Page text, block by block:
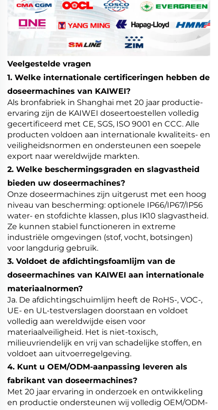
Veelgestelde vragen
1. Welke internationale certificeringen hebben de
doseermachines van KAIWEI?
Als bronfabriek in Shanghai met 20 jaar productie-
ervaring zijn de KAIWEI doseertoestellen volledig
gecertificeerd met CE, SGS, ISO 9001 en CCC. Alle
producten voldoen aan internationale kwaliteits- en
veiligheidsnormen en ondersteunen een soepele
export naar wereldwijde markten.
2. Welke beschermingsgraden en slagvastheid
bieden uw doseermachines?
Onze doseermachines zijn uitgerust met een hoog
niveau van bescherming: optionele IP66/IP67/IP56
water- en stofdichte klassen, plus IK10 slagvastheid.
Ze kunnen stabiel functioneren in extreme
industriële omgevingen (stof, vocht, botsingen)
voor langdurig gebruik.
3. Voldoet de afdichtingsfoamlijm van de
doseermachines van KAIWEI aan internationale
materiaalnormen?
Ja. De afdichtingschuimlijm heeft de RoHS-, VOC-,
UE- en UL-testverslagen doorstaan en voldoet
volledig aan wereldwijde eisen voor
materiaalveiligheid. Het is niet-toxisch,
milieuvriendelijk en vrij van schadelijke stoffen, en
voldoet aan uitvoerregelgeving.
4. Kunt u OEM/ODM-aanpassing leveren als
fabrikant van doseermachines?
Met 20 jaar ervaring in onderzoek en ontwikkeling
en productie ondersteunen wij volledig OEM/ODM-